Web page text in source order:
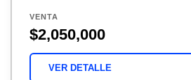
VENTA
$2,050,000
VER DETALLE